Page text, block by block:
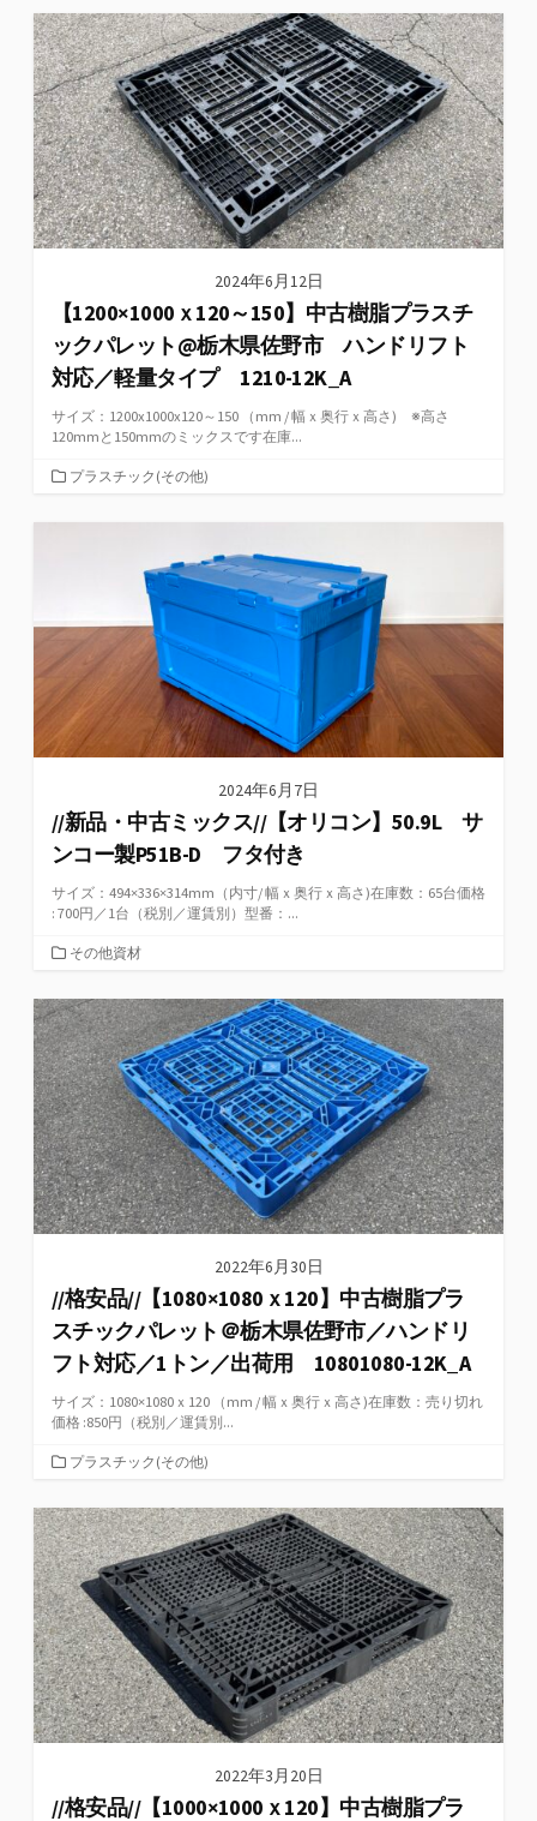
ゴ
リ
ー
2024年6月12日
【1200×1000ｘ120～150】中古樹脂プラスチ
ックパレット@栃木県佐野市 ハンドリフト
対応／軽量タイプ 1210-12K_A
サイズ：1200x1000x120～150 （mm / 幅ｘ奥行ｘ高さ) ※高さ
120mmと150mmのミックスです在庫...
カ
ゴ
プラスチック(その他)
2024年6月7日
//新品・中古ミックス//【オリコン】50.9L サ
ンコー製P51B-D フタ付き
サイズ：494×336×314mm（内寸/ 幅ｘ奥行ｘ高さ)在庫数：65台価格
: 700円／1台（税別／運賃別）型番：...
カ
ゴ
リ
ー
その他資材
2022年6月30日
//格安品//【1080×1080ｘ120】中古樹脂プラ
スチックパレット＠栃木県佐野市／ハンドリ
フト対応／1トン／出荷用 10801080-12K_A
サイズ：1080×1080ｘ120 （mm / 幅ｘ奥行ｘ高さ)在庫数：売り切れ
価格 :850円（税別／運賃別...
カ
ゴ
リ
ー
プラスチック(その他)
2022年3月20日
//格安品//【1000×1000ｘ120】中古樹脂プラ